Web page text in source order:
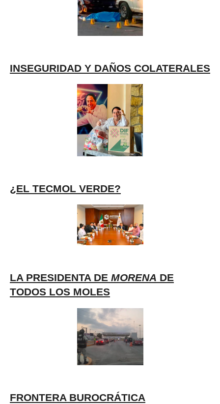
INSEGURIDAD Y DAÑOS COLATERALES
¿EL TECMOL VERDE?
LA PRESIDENTA DE MORENA DE
TODOS LOS MOLES
FRONTERA BUROCRÁTICA